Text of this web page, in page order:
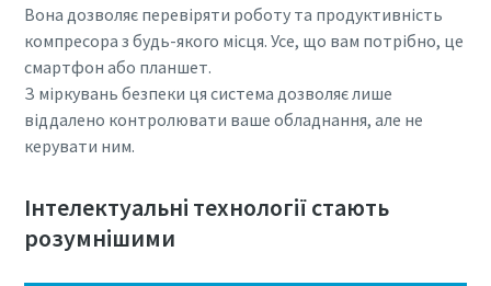
Вона дозволяє перевіряти роботу та продуктивність
компресора з будь-якого місця. Усе, що вам потрібно, це
смартфон або планшет.
З міркувань безпеки ця система дозволяє лише
віддалено контролювати ваше обладнання, але не
керувати ним.
Інтелектуальні технології стають
розумнішими